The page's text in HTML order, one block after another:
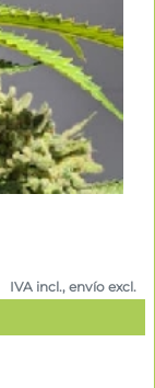
IVA incl., envío excl.